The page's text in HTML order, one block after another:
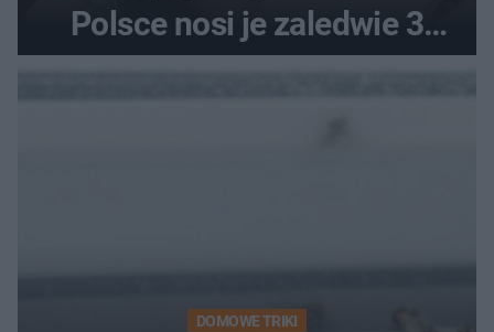
Polsce nosi je zaledwie 3
DOMOWE TRIKI